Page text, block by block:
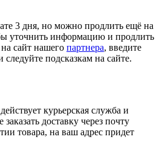
3 дня, но можно продлить ещё на
уточнить информацию и продлить
сайт нашего партнера, введите
следуйте подсказкам на сайте.
курьерская служба и
доставку через почту
товара, на ваш адрес придет